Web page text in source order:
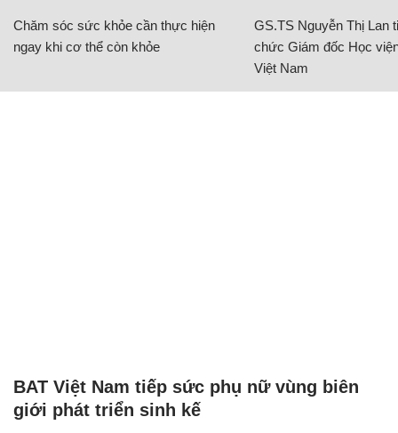
Chăm sóc sức khỏe cần thực hiện
ngay khi cơ thể còn khỏe
GS.TS Nguyễn Thị Lan
chức Giám đốc Học
Việt Nam
BAT Việt Nam tiếp sức phụ nữ vùng biên
giới phát triển sinh kế